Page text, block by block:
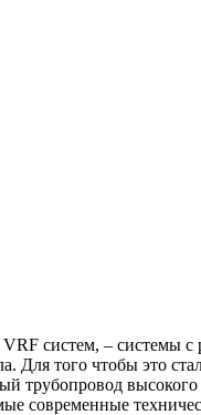
систем, –
Для того чтобы это
трубопровод
современные